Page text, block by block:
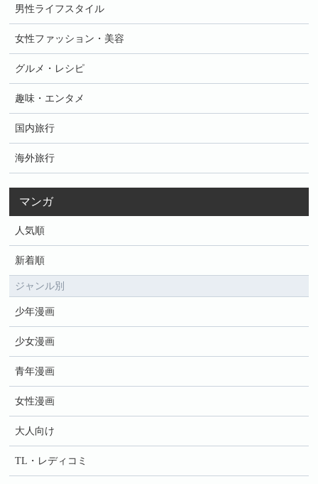
男性ライフスタイル
女性ファッション・美容
グルメ・レシピ
趣味・エンタメ
国内旅行
海外旅行
マンガ
人気順
新着順
ジャンル別
少年漫画
少女漫画
青年漫画
女性漫画
大人向け
TL・レディコミ